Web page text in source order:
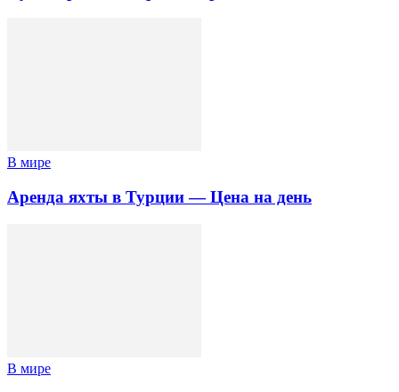
В мире
Аренда яхты в Турции — Цена на день
В мире